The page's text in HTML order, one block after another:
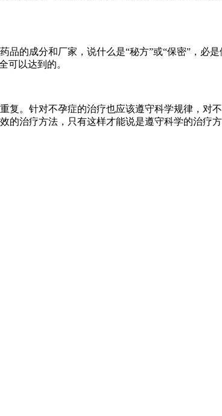
成分和厂家，说什么是“秘方”或“保密”，必
可以达到的。
。针对不孕症的治疗也应该遵守科学规律，对
治疗方法，只有这样才能说是遵守科学的治疗方